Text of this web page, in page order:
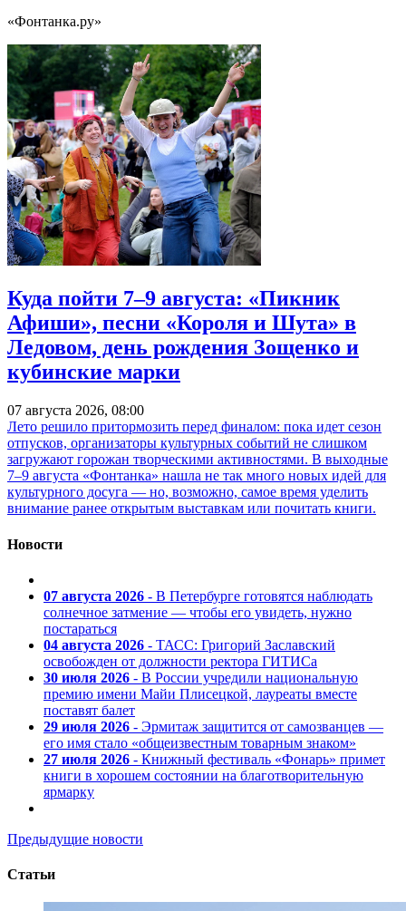
«Фонтанка.ру»
Куда пойти 7–9 августа: «Пикник
Афиши», песни «Короля и Шута» в
Ледовом, день рождения Зощенко и
кубинские марки
07 августа 2026, 08:00
Лето решило притормозить перед финалом: пока идет сезон
отпусков, организаторы культурных событий не слишком
загружают горожан творческими активностями. В выходные
7–9 августа «Фонтанка» нашла не так много новых идей для
культурного досуга — но, возможно, самое время уделить
внимание ранее открытым выставкам или почитать книги.
Новости
07 августа 2026 - В Петербурге готовятся наблюдать
солнечное затмение — чтобы его увидеть, нужно
постараться
04 августа 2026 - ТАСС: Григорий Заславский
освобожден от должности ректора ГИТИСа
30 июля 2026 - В России учредили национальную
премию имени Майи Плисецкой, лауреаты вместе
поставят балет
29 июля 2026 - Эрмитаж защитится от самозванцев —
его имя стало «общеизвестным товарным знаком»
27 июля 2026 - Книжный фестиваль «Фонарь» примет
книги в хорошем состоянии на благотворительную
ярмарку
Предыдущие новости
Статьи